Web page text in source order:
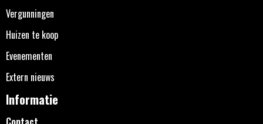
Vergunningen
Huizen te koop
Evenementen
Extern nieuws
Informatie